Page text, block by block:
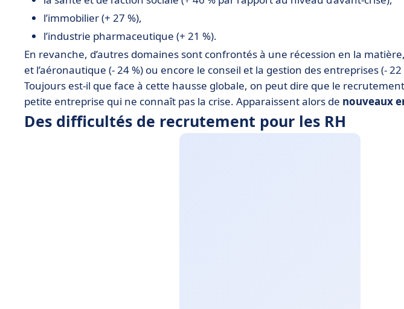
l’immobilier (+ 27 %),
l’industrie pharmaceutique (+ 21 %).
En revanche, d’autres domaines sont confrontés à une récession en la
et l’aéronautique (- 24 %) ou encore le conseil et la gestion des entreprises (- 22
Toujours est-il que face à cette hausse globale, on peut dire que le
petite entreprise qui ne connaît pas la crise. Apparaissent alors de nouveaux
Des difficultés de recrutement pour les RH